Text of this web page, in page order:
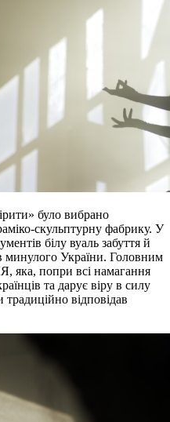
було вибрано
скульптурну фабрику. У
білу вуаль забуття й
минулого України. Головним
яка, попри всі намагання
та дарує віру в силу
відповідав